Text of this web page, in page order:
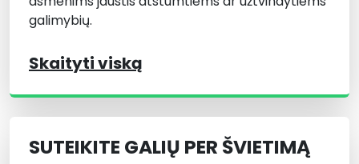
galimybių.
Skaityti viską
SUTEIKITE GALIŲ PER ŠVIETIMĄ